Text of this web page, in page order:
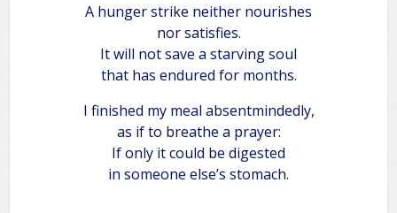
A hunger strike neither nourishes
nor satisfies.
It will not save a starving soul
that has endured for months.
​I finished my meal absentmindedly,
as if to breathe a prayer:
If only it could be digested
in someone else’s stomach.